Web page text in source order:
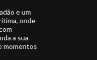
e um
onde
a sua
momentos